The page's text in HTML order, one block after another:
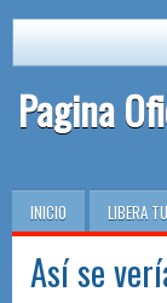
Pagina
INICIO LIBERA
Así se